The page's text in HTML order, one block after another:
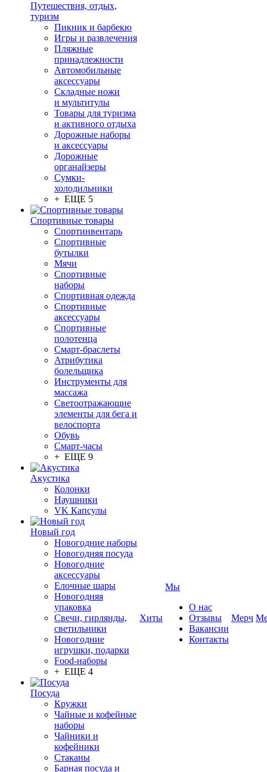
Путешествия, отдых,
туризм
Пикник и барбекю
Игры и развлечения
Пляжные
принадлежности
Автомобильные
аксессуары
Складные ножи
и мультитулы
Товары для туризма
и активного отдыха
Дорожные наборы
и аксессуары
Дорожные
органайзеры
Сумки-
холодильники
+ ЕЩЕ 5
Спортивные товары
Спортинвентарь
Спортивные
бутылки
Мячи
Спортивные
наборы
Спортивная одежда
Спортивные
аксессуары
Спортивные
полотенца
Смарт-браслеты
Атрибутика
болельщика
Инструменты для
массажа
Светоотражающие
элементы для бега и
велоспорта
Обувь
Смарт-часы
+ ЕЩЕ 9
Акустика
Колонки
Наушники
VK Капсулы
Новый год
Новогодние наборы
Новогодняя посуда
Новогодние
аксессуары
Елочные шары
Новогодняя
упаковка
Свечи, гирлянды,
светильники
Новогодние
игрушки, подарки
Food-наборы
+ ЕЩЕ 4
Посуда
Кружки
Чайные и кофейные
наборы
Чайники и
кофейники
Стаканы
Барная посуда и
Хиты
Мы
О нас
Отзывы
Вакансии
Контакты
Мерч